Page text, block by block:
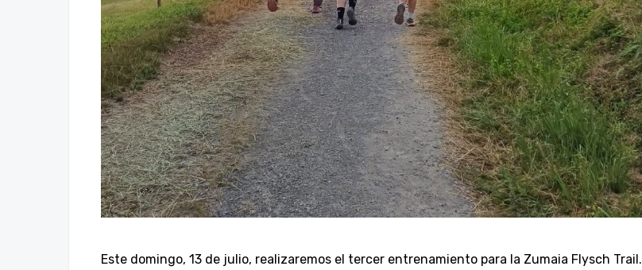
Este domingo, 13 de julio, realizaremos el tercer entrenamiento para la Zumaia Flysch Trail.